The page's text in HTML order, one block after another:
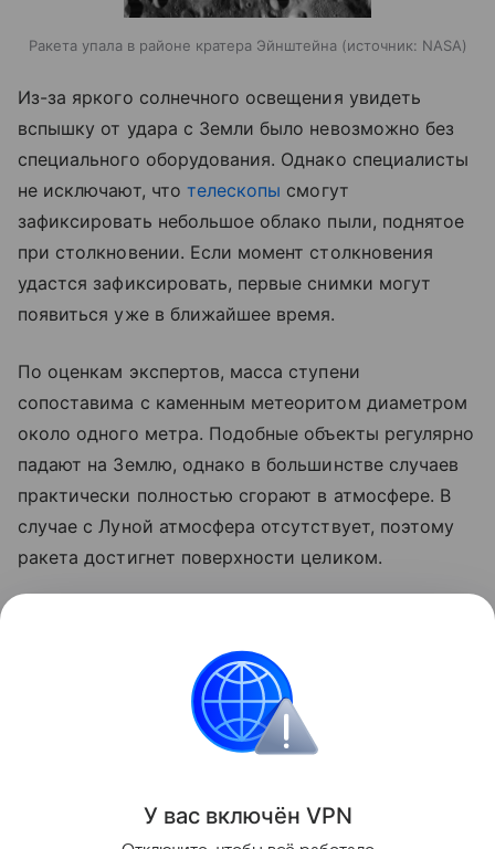
Ракета упала в районе кратера Эйнштейна источник: NASA
Из-за яркого солнечного освещения увидеть
вспышку от удара с Земли было невозможно без
специального оборудования. Однако специалисты
не исключают, что телескопы смогут
зафиксировать небольшое облако пыли, поднятое
при столкновении. Если момент столкновения
удастся зафиксировать, первые снимки могут
появиться уже в ближайшее время.
По оценкам экспертов, масса ступени
сопоставима с каменным метеоритом диаметром
около одного метра. Подобные объекты регулярно
падают на Землю, однако в большинстве случаев
практически полностью сгорают в атмосфере. В
случае с Луной атмосфера отсутствует, поэтому
ракета достигнет поверхности целиком.
об атмосфере древней Земли.
Луна российские ученые
Поделиться
У вас включён VPN